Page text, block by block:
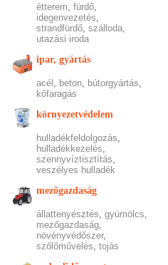
étterem ,fürdő
idegenvezetés
strandfürdő ,szálloda
utazási iroda
ipar, gyártás
acél beton bútorgyártás
kőfaragás
környezetvédelem
hulladékfeldolgozás
hulladékkezelés
szennyvíztisztítás
veszélyes hulladék
mezőgazdaság
állattenyésztés,gyümölcs,
mezőgazdaság,
növényvédőszer,
szőlőművelés,tojás